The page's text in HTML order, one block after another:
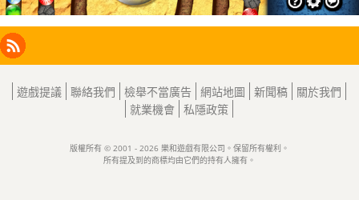
Facebook
Instagram
X
LinkedIn
RSS
遊戲提議 聯絡我們 檢舉不當廣告 網站地圖 新聞稿
關於我們
就業機會 私隱政策
版權所有 © 2001 - 2026 樂和遊戲有限公司。保留所有權利。
所有提及到的商標均由它們的持有人擁有。